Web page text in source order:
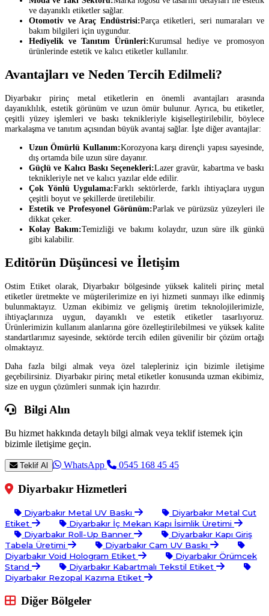
ve dayanıklı etiketler sağlar.
Otomotiv ve Araç Endüstrisi:Parça etiketleri, seri numaraları ve
bakım bilgileri için uygundur.
Hediyelik ve Tanıtım Ürünleri:Kurumsal hediye ve promosyon
ürünlerinde estetik ve kalıcı etiketler kullanılır.
Avantajları ve Neden Tercih Edilmeli?
Diyarbakır pirinç metal etiketlerin en önemli avantajları arasında
dayanıklılık, estetik görünüm ve uzun ömür bulunur. Ayrıca, bu etiketler,
çeşitli yüzey işlemleri ve baskı teknikleriyle kişiselleştirilebilir, böylece
markalaşma ve tanıtım açısından büyük avantaj sağlar. İşte diğer avantajlar:
Uzun Ömürlü Kullanım:Korozyona karşı dirençli yapısı sayesinde,
dış ortamda bile uzun süre dayanır.
Güçlü ve Kalıcı Baskı Seçenekleri:Lazer gravür, kabartma ve baskı
teknikleriyle net ve kalıcı yazılar elde edilir.
Çok Yönlü Uygulama:Farklı sektörlerde, farklı ihtiyaçlara uygun
çeşitli boyut ve şekillerde üretilebilir.
Estetik ve Profesyonel Görünüm:Parlak ve pürüzsüz yüzeyleri ile
dikkat çeker.
Kolay Bakım:Temizliği ve bakımı kolaydır, uzun süre ilk günkü
gibi kalabilir.
Editörün Düşüncesi ve İletişim
Ostim Etiket olarak, Diyarbakır bölgesinde yüksek kaliteli pirinç metal
etiketler üretmekte ve müşterilerimize en iyi hizmeti sunmayı ilke edinmiş
bulunmaktayız. Uzman ekibimiz ve gelişmiş üretim teknolojilerimizle,
ihtiyaçlarınıza uygun, dayanıklı ve estetik etiketler tasarlıyoruz.
Ürünlerimizin kullanım alanlarına göre özelleştirilebilmesi ve yüksek kalite
standartlarımız sayesinde, sektörde tercih edilen güvenilir bir çözüm ortağı
olmaktayız.
Daha fazla bilgi almak veya özel talepleriniz için bizimle iletişime
geçebilirsiniz. Diyarbakır pirinç metal etiketler konusunda uzman ekibimiz,
size en uygun çözümleri sunmak için hazırdır.
Bilgi Alın
Bu hizmet hakkında detaylı bilgi almak veya teklif istemek için
bizimle iletişime geçin.
Teklif Al WhatsApp 0545 168 45 45
Diyarbakır Hizmetleri
Diyarbakır Metal UV Baskı
Diyarbakır Metal Cut
Etiket
Diyarbakır İç Mekan Kapı İsimlik Üretimi
Diyarbakır Roll-Up Banner
Diyarbakır Kapı Giriş
Tabela Üretimi
Diyarbakır Cam UV Baskı
Diyarbakır Void Hologram Etiket
Diyarbakır Örümcek
Stand
Diyarbakır Kabartmalı Tekstil Etiket
Diyarbakır Rezopal Kazıma Etiket
Diğer Bölgeler